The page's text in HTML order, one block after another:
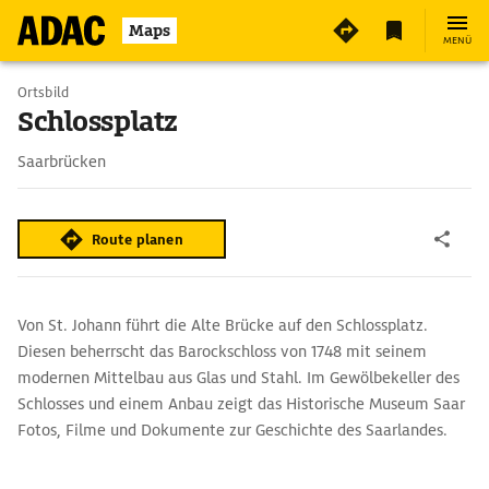
Maps MENÜ
Ortsbild
Schlossplatz
Saarbrücken
Route planen
Von St. Johann führt die Alte Brücke auf den Schlossplatz.
Diesen beherrscht das Barockschloss von 1748 mit seinem
modernen Mittelbau aus Glas und Stahl. Im Gewölbekeller des
Schlosses und einem Anbau zeigt das Historische Museum Saar
Fotos, Filme und Dokumente zur Geschichte des Saarlandes.